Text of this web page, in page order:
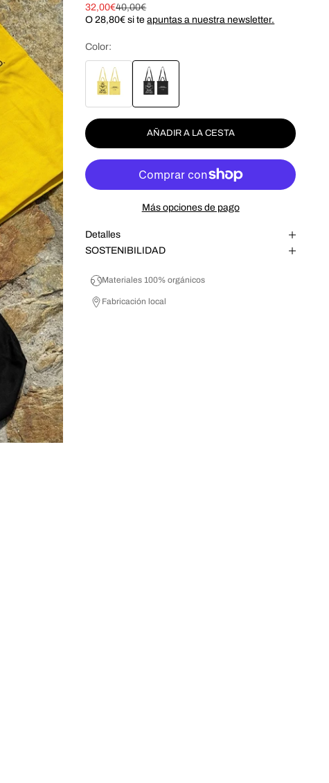
Precio de oferta
32,00€Precio normal
40,00€
O28,80€ si teapuntas a nuestra newsletter.
Color:
AÑADIR A LA CESTA
Más opciones de pago
Detalles
SOSTENIBILIDAD
Materiales 100% orgánicos
Fabricación local